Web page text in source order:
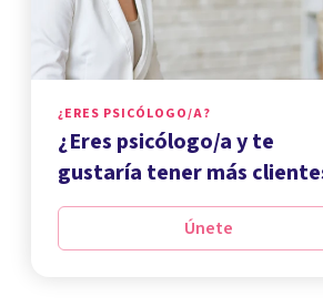
¿ERES PSICÓLOGO/A?
¿Eres psicólogo/a y te
gustaría tener más
Únete